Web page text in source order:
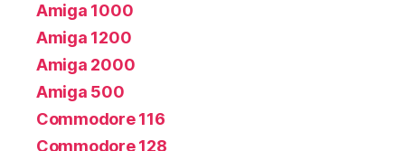
Amiga 1000
Amiga 1200
Amiga 2000
Amiga 500
Commodore 116
Commodore 128